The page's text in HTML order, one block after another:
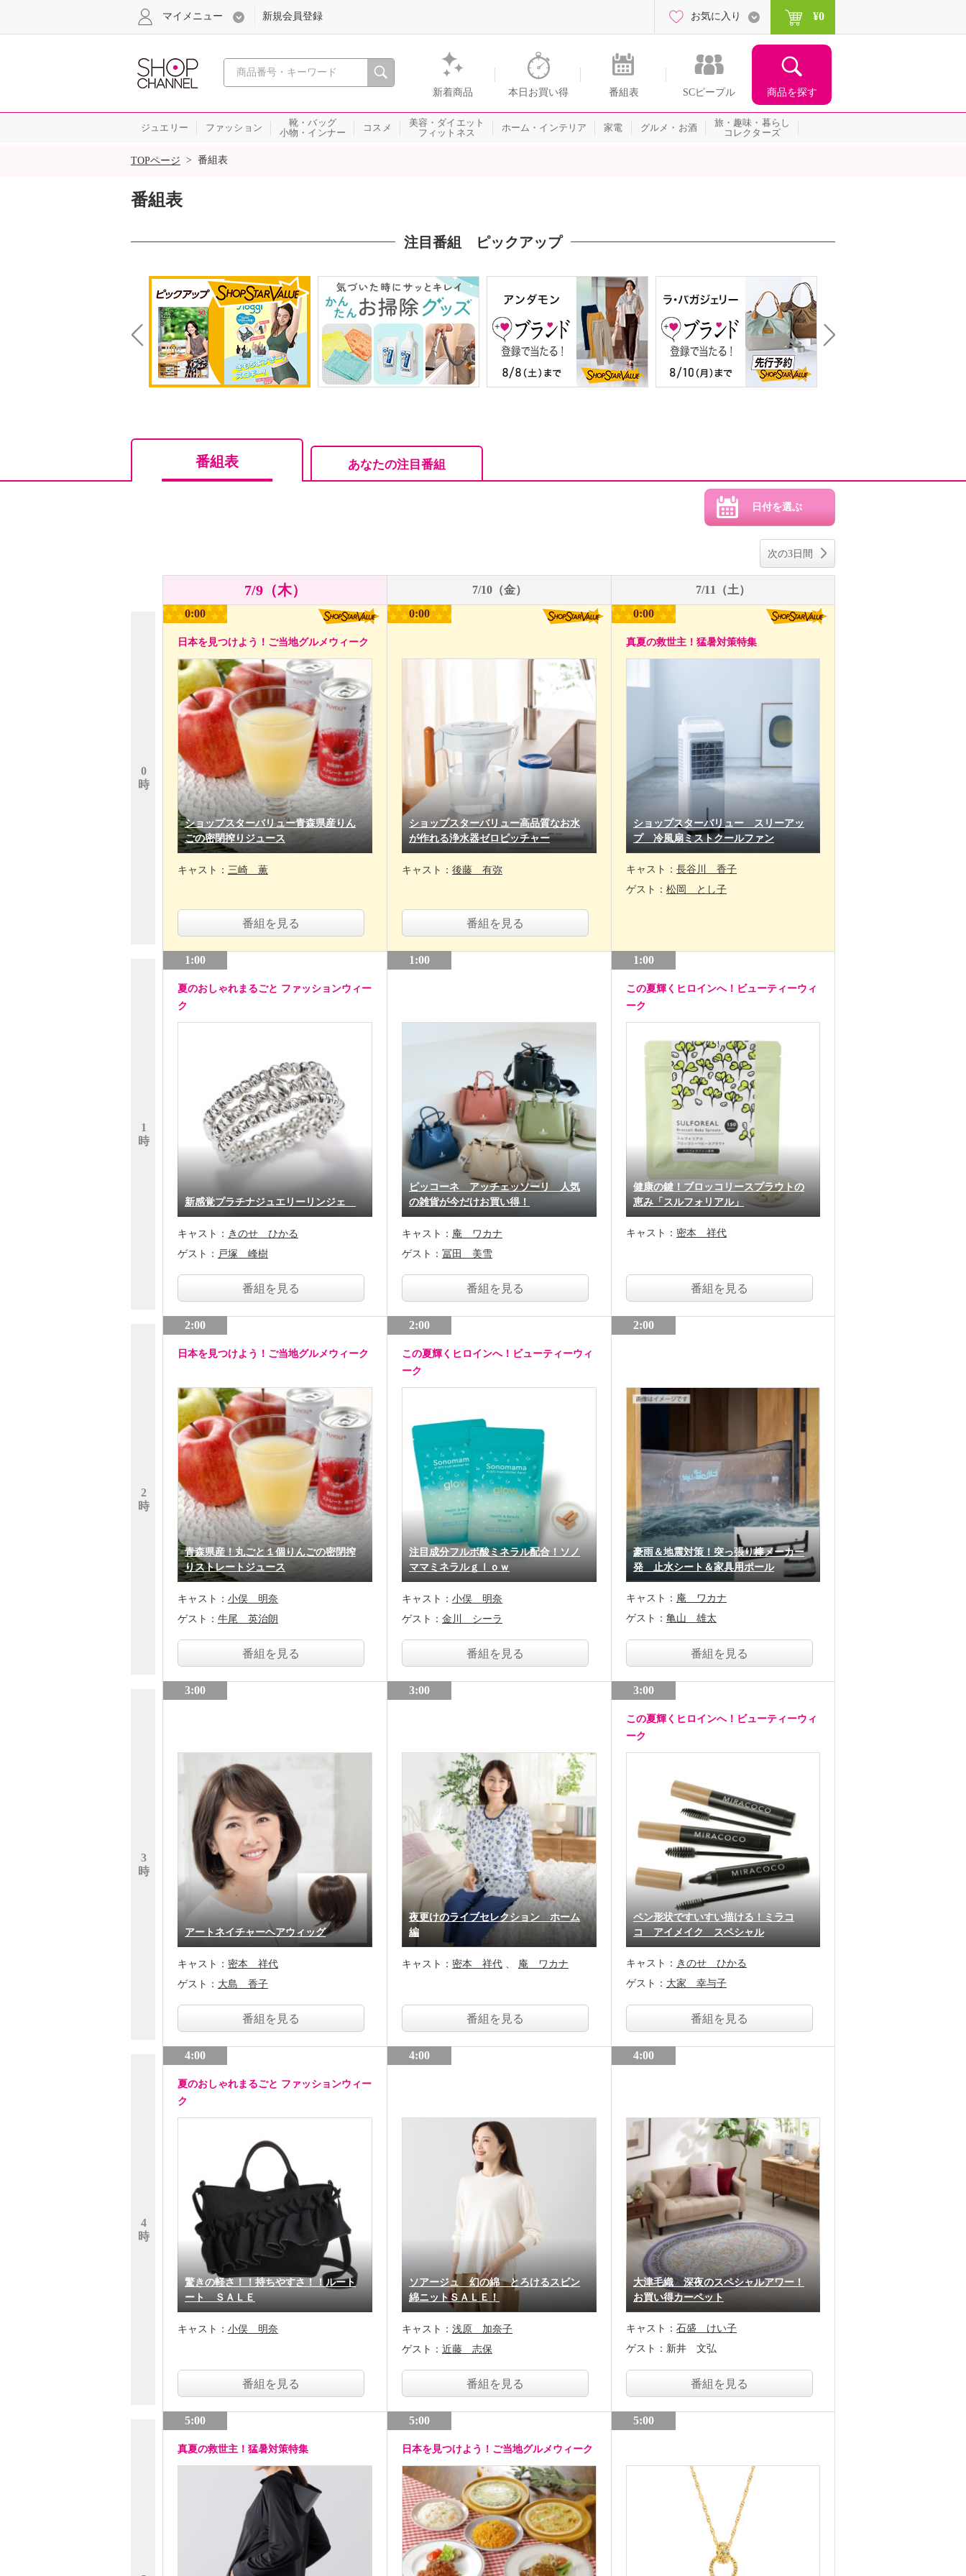
心おどる、瞬間を。通販・テレビショッピングのショップチャンネル
新着商品 本日お買い得 番組表 SCピープル 商品を探す
マイメニュー 新規会員登録 お気に入り ¥0
ジュエリー ファッション
靴・バッグ
小物・インナー
コスメ
美容・ダイエット
フィットネス
ホーム・インテリア 家電 グルメ・お酒
旅・趣味・暮らし
コレクターズ
SALE
TOPページ > 番組表
番組表
注目番組 ピックアップ
番組表 あなたの注目番組
次の3日間
7/9（木） 7/10（金） 7/11（土）
0
時
1
時
2
時
3
時
4
時
0:00
日本を見つけよう！ご当地グルメウィーク
ショップスターバリュー青森県産りん
ごの密閉搾りジュース
キャスト： 三崎 薫
番組を見る
1:00
夏のおしゃれまるごと ファッションウィー
ク
新感覚プラチナジュエリーリンジェ
キャスト： きのせ ひかる
ゲスト： 戸塚 峰樹
番組を見る
2:00
日本を見つけよう！ご当地グルメウィーク
青森県産！丸ごと１個りんごの密閉搾
りストレートジュース
キャスト： 小俣 明奈
ゲスト： 牛尾 英治朗
番組を見る
3:00
アートネイチャーヘアウィッグ
キャスト： 密本 祥代
ゲスト： 大島 香子
番組を見る
4:00
夏のおしゃれまるごと ファッションウィー
ク
驚きの軽さ！！持ちやすさ！！ルート
ート ＳＡＬＥ
キャスト： 小俣 明奈
番組を見る
5:00
真夏の救世主！猛暑対策特集
0:00
ショップスターバリュー高品質なお水
が作れる浄水器ゼロピッチャー
キャスト： 後藤 有弥
番組を見る
1:00
ピッコーネ アッチェッソーリ 人気
の雑貨が今だけお買い得！
キャスト： 庵 ワカナ
ゲスト： 冨田 美雪
番組を見る
2:00
この夏輝くヒロインへ！ビューティーウィ
ーク
注目成分フルボ酸ミネラル配合！ソノ
ママミネラルｇｌｏｗ
キャスト： 小俣 明奈
ゲスト： 金川 シーラ
番組を見る
3:00
夜更けのライブセレクション ホーム
編
キャスト： 密本 祥代 庵 ワカナ
番組を見る
4:00
ソアージュ 幻の綿 とろけるスビン
綿ニットＳＡＬＥ！
キャスト： 浅原 加奈子
ゲスト： 近藤 志保
番組を見る
5:00
日本を見つけよう！ご当地グルメウィーク
0:00
真夏の救世主！猛暑対策特集
ショップスターバリュー スリーアッ
プ 冷風扇ミストクールファン
キャスト： 長谷川 香子
ゲスト： 松岡 とし子
1:00
この夏輝くヒロインへ！ビューティーウィ
ーク
健康の鍵！ブロッコリースプラウトの
恵み「スルフォリアル」
キャスト： 密本 祥代
番組を見る
2:00
豪雨＆地震対策！突っ張り棒メーカー
発 止水シート＆家具用ポール
キャスト： 庵 ワカナ
ゲスト： 亀山 雄太
番組を見る
3:00
この夏輝くヒロインへ！ビューティーウィ
ーク
ペン形状ですいすい描ける！ミラコ
コ アイメイク スペシャル
キャスト： きのせ ひかる
ゲスト： 大家 幸与子
番組を見る
4:00
大津毛織 深夜のスペシャルアワー！
お買い得カーペット
キャスト： 石盛 けい子
ゲスト： 新井 文弘
番組を見る
5:00